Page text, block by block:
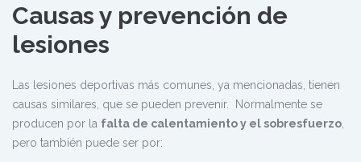
Causas y prevención de
lesiones
Las lesiones deportivas más comunes, ya mencionadas, tienen
causas similares, que se pueden prevenir. Normalmente se
producen por la falta de calentamiento y el sobresfuerzo
pero también puede ser por: